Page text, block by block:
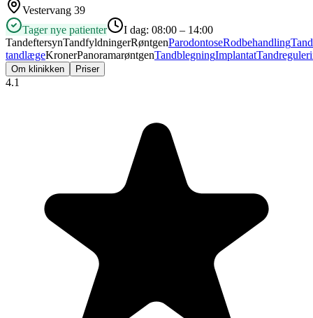
Vestervang 39
Tager nye patienter
I dag: 08:00 – 14:00
TandeftersynTandfyldningerRøntgenParodontoseRodbehandling
tandlægeKronerPanoramarøntgenTandblegningImplantat
Om klinikken Priser
4.1